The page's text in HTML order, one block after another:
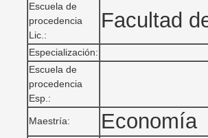
Escuela de
procedencia
Lic.:
Facultad
Especialización:
Escuela de
procedencia
Esp.:
Maestría: Economía